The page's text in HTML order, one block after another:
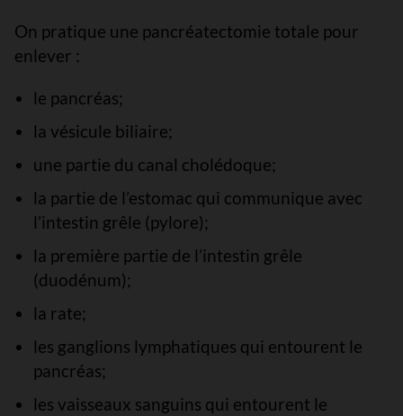
On pratique une pancréatectomie totale pour
enlever :
le pancréas;
la vésicule biliaire;
une partie du canal cholédoque;
la partie de l’estomac qui communique avec
l’intestin grêle (pylore);
la première partie de l’intestin grêle
(duodénum);
la rate;
les ganglions lymphatiques qui entourent le
pancréas;
les vaisseaux sanguins qui entourent le